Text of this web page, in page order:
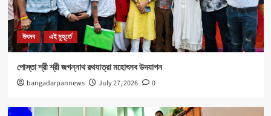
উৎসব এই মুহূর্তে
নবযুবক সংঘ এবং শীতলা স্পোর্টিং ক্লাবের যৌথ উদ্যোগে রক্তদান
শিবির আয়োজিত।
1
উৎসব এই মুহূর্তে
উৎসব এই মুহূর্তে
পোস্তা শ্রী শ্রী জগন্নাথ রথযাত্রা মহোৎসব উদযাপন
bangadarpannews July 27, 2026 0